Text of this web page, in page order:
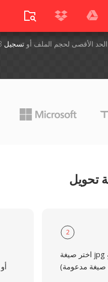
أسقِط الملفات هنا. 1 GB الحد الأقصى لحجم الملف أوتسجيل
2
اختر صيغة jpg أو أية صيغة أخرى أنت بحاجةٍ